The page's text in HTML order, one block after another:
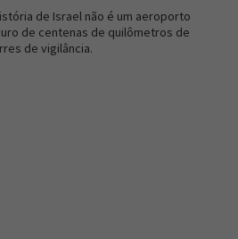
do Caos Planejado e
novidades.
de Israel não é um aeroporto
de centenas de quilômetros de
de vigilância.